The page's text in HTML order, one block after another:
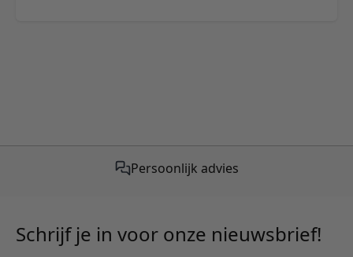
Gratis verzending vanaf €50,-
Schrijf je in voor onze nieuwsbrief!